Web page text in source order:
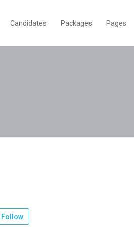
Candidates Packages Pages
Follow